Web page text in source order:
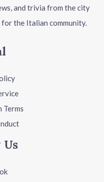
and trivia from the city
the Italian community.
Terms